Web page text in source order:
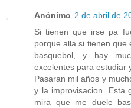
Anónimo 2 de abril de
Si tienen que irse pa
porque alla si tienen que
basquebol, y hay
excelentes para estudiar
Pasaran mil años y
y la improvisacion. Esta
mira que me duele